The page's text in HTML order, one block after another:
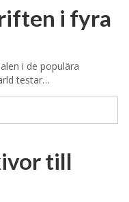
i fyra
i de populära
testar…
till